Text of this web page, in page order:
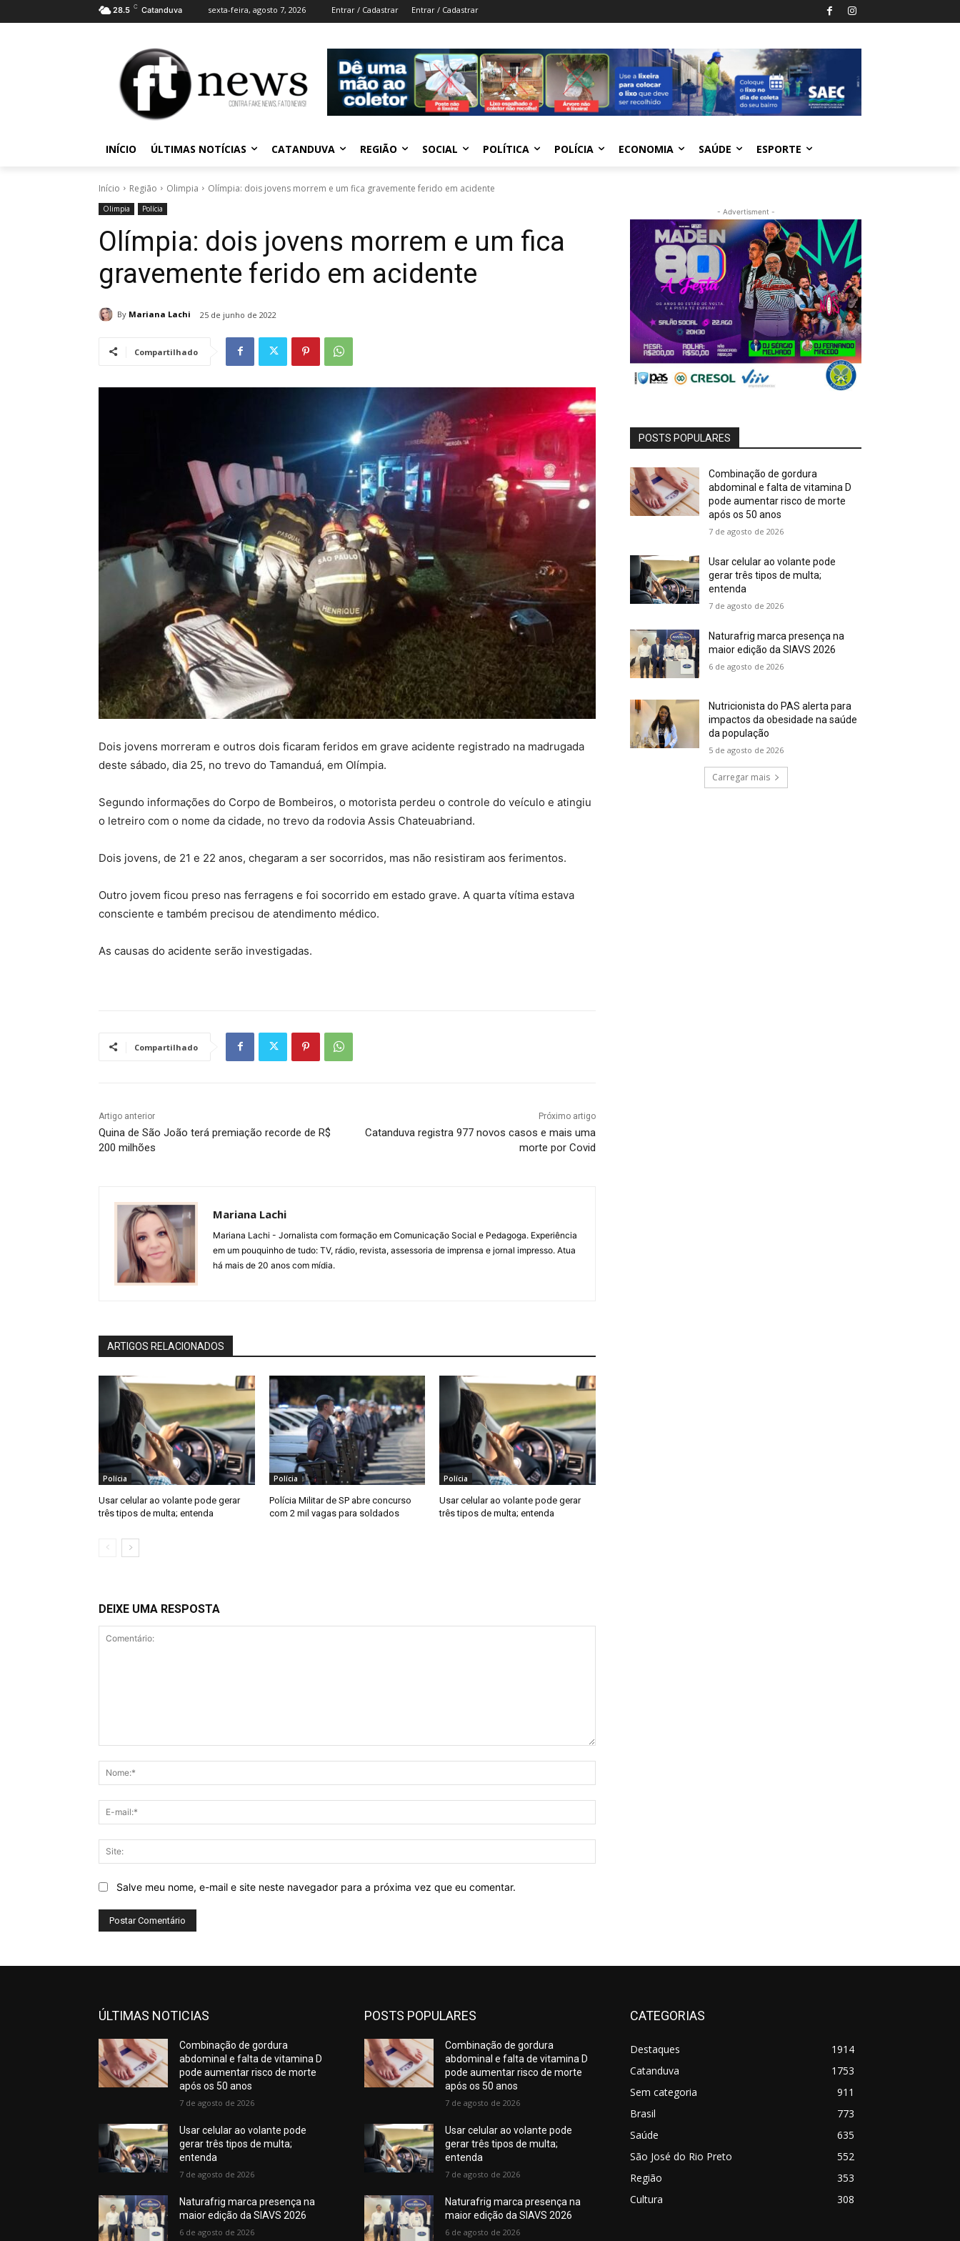
28.5 C Catanduva sexta-feira, agosto 7, 2026 Entrar / Cadastrar Entrar / Cadastrar
INÍCIO ÚLTIMAS NOTÍCIAS CATANDUVA REGIÃO SOCIAL POLÍTICA POLÍCIA ECONOMIA SAÚDE ESPORTE
Início Região Olimpia Olímpia: dois jovens morrem e um fica gravemente ferido em acidente
Olimpia Polícia
Olímpia: dois jovens morrem e um fica
gravemente ferido em acidente
By Mariana Lachi 25 de junho de 2022
Compartilhado
Dois jovens morreram e outros dois ficaram feridos em grave acidente registrado na madrugada
deste sábado, dia 25, no trevo do Tamanduá, em Olímpia.
Segundo informações do Corpo de Bombeiros, o motorista perdeu o controle do veículo e atingiu
o letreiro com o nome da cidade, no trevo da rodovia Assis Chateuabriand.
Dois jovens, de 21 e 22 anos, chegaram a ser socorridos, mas não resistiram aos ferimentos.
Outro jovem ficou preso nas ferragens e foi socorrido em estado grave. A quarta vítima estava
consciente e também precisou de atendimento médico.
As causas do acidente serão investigadas.
Compartilhado
Artigo anterior
Quina de São João terá premiação recorde de R$
200 milhões
Próximo artigo
Catanduva registra 977 novos casos e mais uma
morte por Covid
Mariana Lachi
Mariana Lachi - Jornalista com formação em Comunicação Social e Pedagoga. Experiência
em um pouquinho de tudo: TV, rádio, revista, assessoria de imprensa e jornal impresso. Atua
há mais de 20 anos com mídia.
ARTIGOS RELACIONADOS
Polícia
Usar celular ao volante pode gerar
três tipos de multa; entenda
Polícia
Polícia Militar de SP abre concurso
com 2 mil vagas para soldados
Polícia
Usar celular ao volante pode gerar
três tipos de multa; entenda
DEIXE UMA RESPOSTA
mail:*
Salve meu nome, e-mail e site neste navegador para a próxima vez que eu comentar.
- Advertisment -
POSTS POPULARES
Combinação de gordura
abdominal e falta de vitamina D
pode aumentar risco de morte
após os 50 anos
7 de agosto de 2026
Usar celular ao volante pode
gerar três tipos de multa;
entenda
7 de agosto de 2026
Naturafrig marca presença na
maior edição da SIAVS 2026
6 de agosto de 2026
Nutricionista do PAS alerta para
impactos da obesidade na saúde
da população
5 de agosto de 2026
Carregar mais
ÚLTIMAS NOTICIAS
Combinação de gordura
abdominal e falta de vitamina D
pode aumentar risco de morte
após os 50 anos
7 de agosto de 2026
Usar celular ao volante pode
gerar três tipos de multa;
entenda
7 de agosto de 2026
Naturafrig marca presença na
maior edição da SIAVS 2026
6 de agosto de 2026
POSTS POPULARES
Combinação de gordura
abdominal e falta de vitamina D
pode aumentar risco de morte
após os 50 anos
7 de agosto de 2026
Usar celular ao volante pode
gerar três tipos de multa;
entenda
7 de agosto de 2026
Naturafrig marca presença na
maior edição da SIAVS 2026
6 de agosto de 2026
CATEGORIAS
Destaques
1914
Catanduva
1753
Sem categoria
911
Brasil
773
Saúde
635
São José do Rio Preto
552
Região
353
Cultura
308